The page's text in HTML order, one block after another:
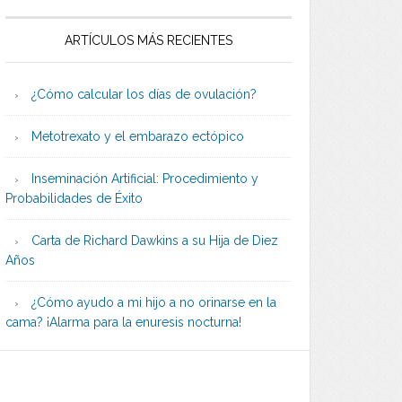
ARTÍCULOS MÁS RECIENTES
¿Cómo calcular los días de ovulación?
Metotrexato y el embarazo ectópico
Inseminación Artificial: Procedimiento y
Probabilidades de Éxito
Carta de Richard Dawkins a su Hija de Diez
Años
¿Cómo ayudo a mi hijo a no orinarse en la
cama? ¡Alarma para la enuresis nocturna!